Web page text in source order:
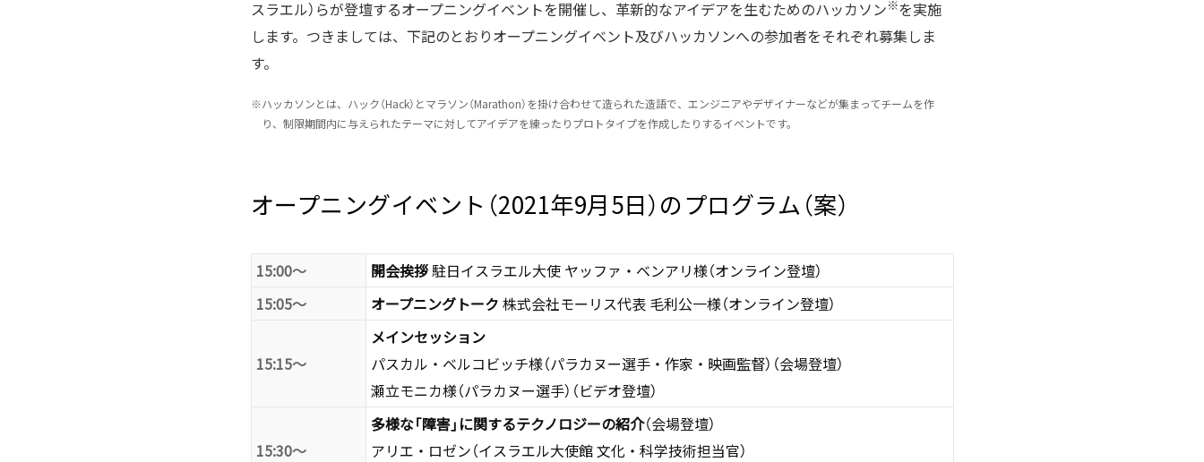
スラエル）らが登壇するオープニングイベントを開催し、革新的なアイデアを生むためのハッカソン※を実施
します。つきましては、下記のとおりオープニングイベント及びハッカソンへの参加者をそれぞれ募集しま
す。
※ハッカソンとは、ハック（Hack）とマラソン（Marathon）を掛け合わせて造られた造語で、エンジニアやデザイナーなどが集まってチームを作
り、制限期間内に与えられたテーマに対してアイデアを練ったりプロトタイプを作成したりするイベントです。
オープニングイベント（2021年9月5日）のプログラム（案）
15:00～ 開会挨拶駐日イスラエル大使 ヤッファ・ベンアリ様（オンライン登壇）
15:05～
オープニングトーク 株式会社モーリス代表 毛利公一様（オンライン登壇）
15:15～
メインセッション
パスカル・ベルコビッチ様（パラカヌー選手・作家・映画監督）（会場登壇）
瀬立モニカ様（パラカヌー選手）（ビデオ登壇）
15:30～
多様な「障害」に関するテクノロジーの紹介（会場登壇）
アリエ・ロゼン（イスラエル大使館 文化・科学技術担当官）